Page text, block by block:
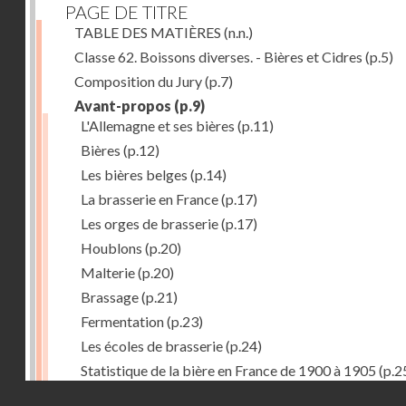
PAGE DE TITRE
TABLE DES MATIÈRES (n.n.)
Classe 62. Boissons diverses. - Bières et Cidres (p.5)
Composition du Jury(p.7)
Avant-propos (p.9)
L'Allemagne et ses bières (p.11)
Bières (p.12)
Les bières belges (p.14)
La brasserie en France(p.17)
Les orges de brasserie(p.17)
Houblons (p.20)
Malterie(p.20)
Brassage(p.21)
Fermentation(p.23)
Les écoles de brasserie(p.24)
Statistique de la bière en France de 1900 à 1905